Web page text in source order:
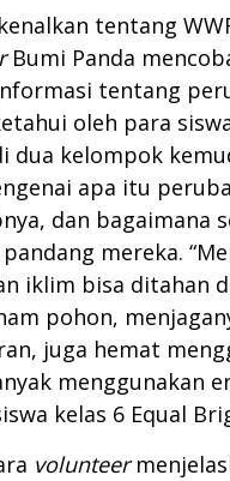
tentang
Bumi Panda
tentang
oleh para
dua kelompok
apa itu
dan bagaimana
mereka.
iklim bisa ditahan
pohon,
juga hemat
menggunakan
kelas 6 Equal
volunteer